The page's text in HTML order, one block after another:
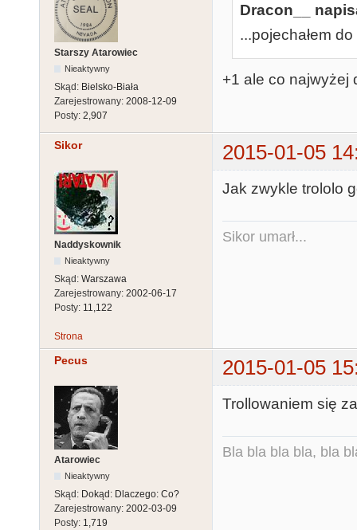
Starszy Atarowiec
Nieaktywny
Skąd: Bielsko-Biała
Zarejestrowany: 2008-12-09
Posty: 2,907
Dracon__
...pojechałem
+1 ale co najwyżej
Sikor 2015-01-05
Naddyskownik
Nieaktywny
Skąd: Warszawa
Zarejestrowany: 2002-06-17
Posty: 11,122
Jak zwykle trololo
Sikor umarł...
Strona
Pecus 2015-01-05
Atarowiec
Nieaktywny
Skąd: Dokąd: Dlaczego: Co?
Zarejestrowany: 2002-03-09
Posty: 1,719
Trollowaniem się
Bla bla bla bla, bla